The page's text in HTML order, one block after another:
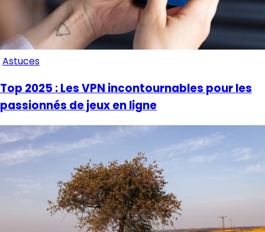
Astuces
Top 2025 : Les VPN incontournables pour les
passionnés de jeux en ligne